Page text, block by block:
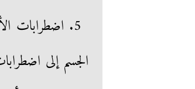
5. اضطرابات
الجسم إلى